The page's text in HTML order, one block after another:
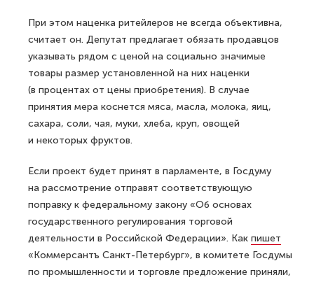
При этом наценка ритейлеров не всегда объективна,
считает он. Депутат предлагает обязать продавцов
указывать рядом с ценой на социально значимые
товары размер установленной на них наценки
(в процентах от цены приобретения). В случае
принятия мера коснется мяса, масла, молока, яиц,
сахара, соли, чая, муки, хлеба, круп, овощей
и некоторых фруктов.
Если проект будет принят в парламенте, в Госдуму
на рассмотрение отправят соответствующую
поправку к федеральному закону «Об основах
государственного регулирования торговой
деятельности в Российской Федерации». Как пишет
«Коммерсантъ Санкт-Петербург», в комитете Госдумы
по промышленности и торговле предложение приняли,